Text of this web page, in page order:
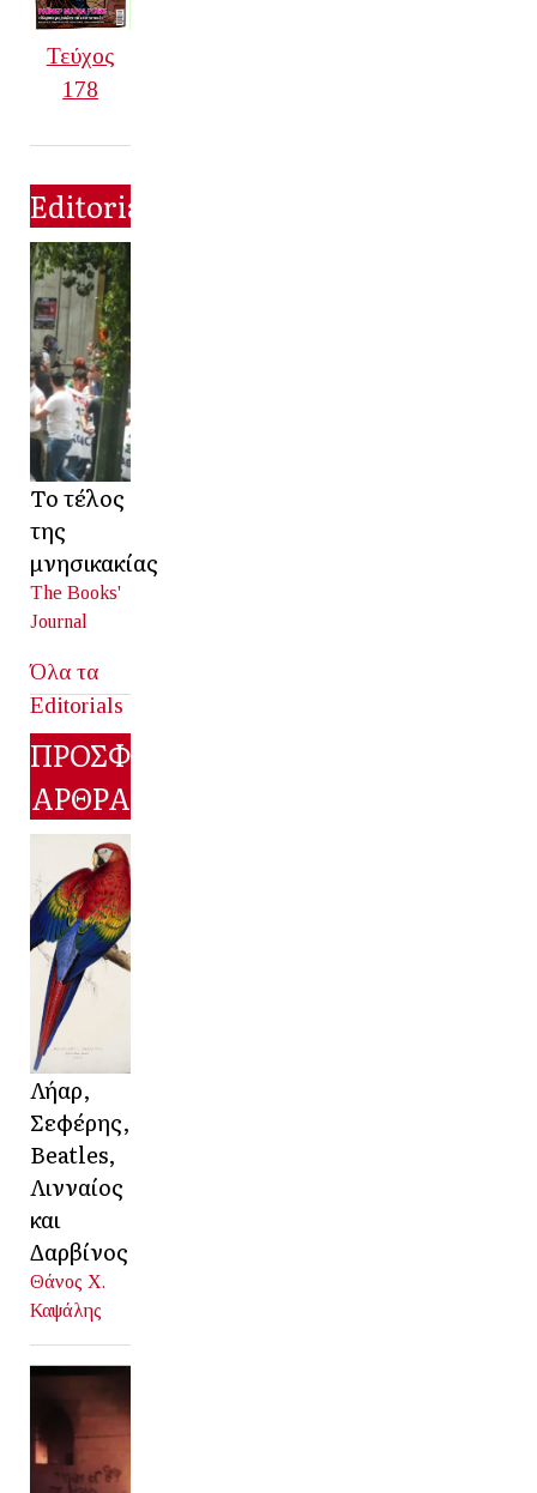
Τεύχος
178
Editorial
Το τέλος
της
μνησικακίας
The Books'
Journal
Όλα τα
Editorials
ΠΡΟΣΦΑΤΑ
ΑΡΘΡΑ
Λήαρ,
Σεφέρης,
Beatles,
Λινναίος
και
Δαρβίνος
Θάνος Χ.
Καψάλης